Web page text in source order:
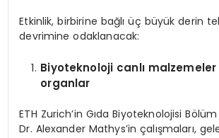
Etkinlik, birbirine bağlı üç büyük derin
devrimine odaklanacak:
Biyoteknoloji canlı
organlar
ETH Zurich’in Gıda Biyoteknolojisi Bölüm
Dr. Alexander Mathys’in çalışmaları,